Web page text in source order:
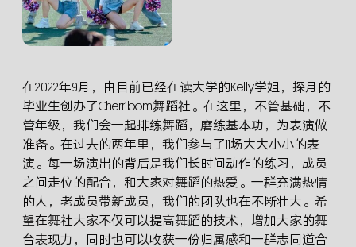
小学及初中
在2022年9月，由目前已经在读大学的Kelly学姐，探月的
毕业生创办了Cherribom舞蹈社。在这里，不管基础，不
管年级，我们会一起排练舞蹈，磨练基本功，为表演做
准备。在过去的两年里，我们参与了11场大大小小的表
演。每一场演出的背后是我们长时间动作的练习，成员
之间走位的配合，和大家对舞蹈的热爱。一群充满热情
的人，老成员带新成员，我们的团队也在不断壮大。希
望在舞社大家不仅可以提高舞蹈的技术，增加大家的舞
台表现力，同时也可以收获一份归属感和一群志同道合